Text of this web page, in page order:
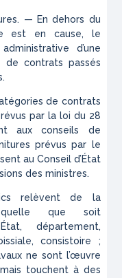
— En dehors du
est en cause, le
d’une
de contrats passés
de contrats
par la loi du 28
aux conseils de
prévus par le
au Conseil d’État
des ministres.
relèvent de la
quelle que soit
département,
consistoire ;
ne sont l’œuvre
touchent à des